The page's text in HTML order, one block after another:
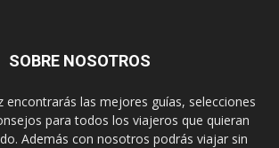
SOBRE NOSOTROS
encontrarás las mejores guías, selecciones
para todos los viajeros que quieran
Además con nosotros podrás viajar sin